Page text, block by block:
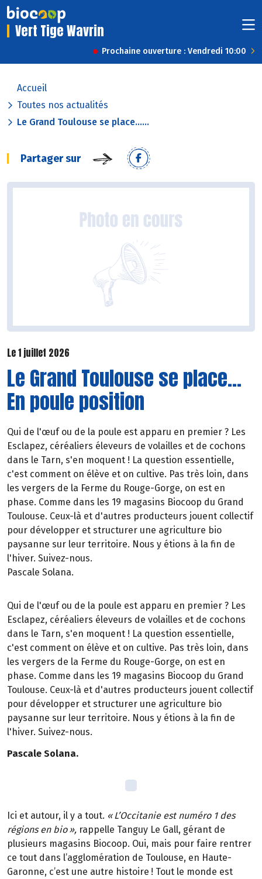
Vert Tige Wavrin
Prochaine ouverture : Vendredi 10:00
Accueil
Toutes nos actualités
Le Grand Toulouse se place......
Partager sur
Le 1 juillet 2026
Le Grand Toulouse se place...
En poule position
Qui de l'œuf ou de la poule est apparu en premier ? Les
Esclapez, céréaliers éleveurs de volailles et de cochons
dans le Tarn, s'en moquent ! La question essentielle,
c'est comment on élève et on cultive. Pas très loin, dans
les vergers de la Ferme du Rouge-Gorge, on est en
phase. Comme dans les 19 magasins Biocoop du Grand
Toulouse. Ceux-là et d'autres producteurs jouent collectif
pour développer et structurer une agriculture bio
paysanne sur leur territoire. Nous y étions à la fin de
l'hiver. Suivez-nous.
Pascale Solana.
Qui de l'œuf ou de la poule est apparu en premier ? Les
Esclapez, céréaliers éleveurs de volailles et de cochons
dans le Tarn, s'en moquent ! La question essentielle,
c'est comment on élève et on cultive. Pas très loin, dans
les vergers de la Ferme du Rouge-Gorge, on est en
phase. Comme dans les 19 magasins Biocoop du Grand
Toulouse. Ceux-là et d'autres producteurs jouent collectif
pour développer et structurer une agriculture bio
paysanne sur leur territoire. Nous y étions à la fin de
l'hiver. Suivez-nous.
Pascale Solana.
Ici et autour, il y a tout. « L’Occitanie est numéro 1 des
régions en bio », rappelle Tanguy Le Gall, gérant de
plusieurs magasins Biocoop. Oui, mais pour faire rentrer
ce tout dans l’agglomération de Toulouse, en Haute-
Garonne, c’est une autre histoire ! Tout le monde est